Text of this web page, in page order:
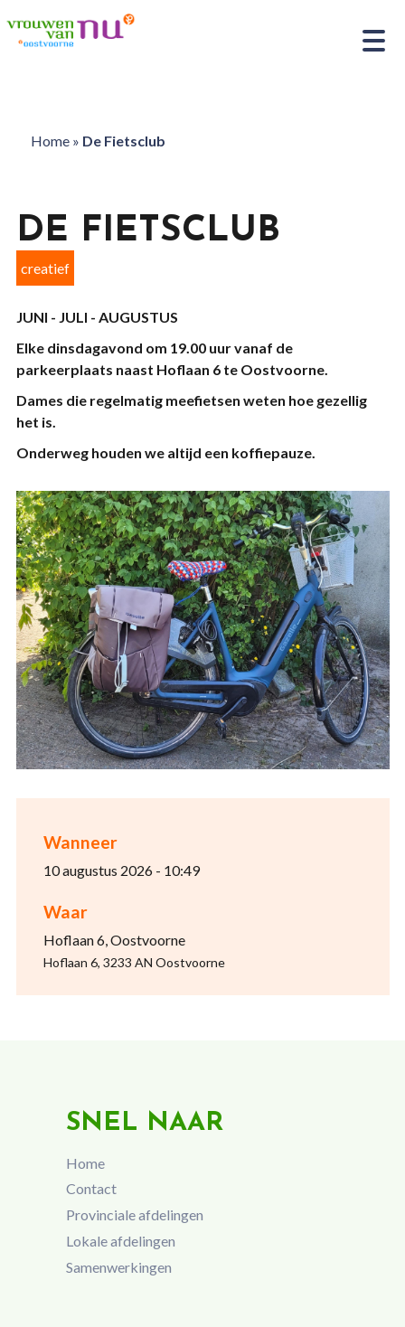
Home» De Fietsclub
Wanneer
10 augustus 2026 - 10:49
Waar
Hoflaan 6, Oostvoorne
Hoflaan 6, 3233 AN Oostvoorne
DE FIETSCLUB
creatief
JUNI - JULI - AUGUSTUS
Elke dinsdagavond om 19.00 uur vanaf de
parkeerplaats naast Hoflaan 6 te Oostvoorne.
Dames die regelmatig meefietsen weten hoe gezellig
het is.
Onderweg houden we altijd een koffiepauze.
SNEL NAAR
Home
Contact
Provinciale afdelingen
Lokale afdelingen
Samenwerkingen